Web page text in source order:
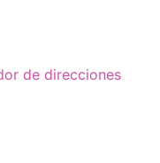
de direcciones